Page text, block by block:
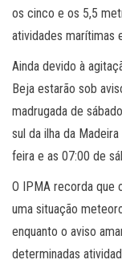
os cinco e os 5,5
atividades marítimas
Ainda devido à
Beja estarão sob
madrugada de
sul da ilha da
feira e as 07:00 de
O IPMA recorda que
uma situação
enquanto o aviso
determinadas